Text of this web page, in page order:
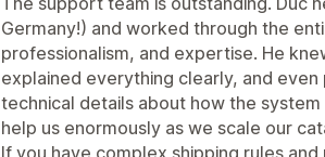
Germany!) and worked through the
professionalism, and expertise. He
explained everything clearly, and
technical details about how the
help us enormously as we scale our
If you have complex shipping rules